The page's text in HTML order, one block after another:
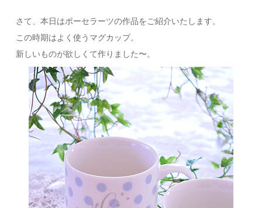
さて、本日はポーセラーツの作品をご紹介いたします。
この時期はよく使うマグカップ。
新しいものが欲しくて作りました〜。